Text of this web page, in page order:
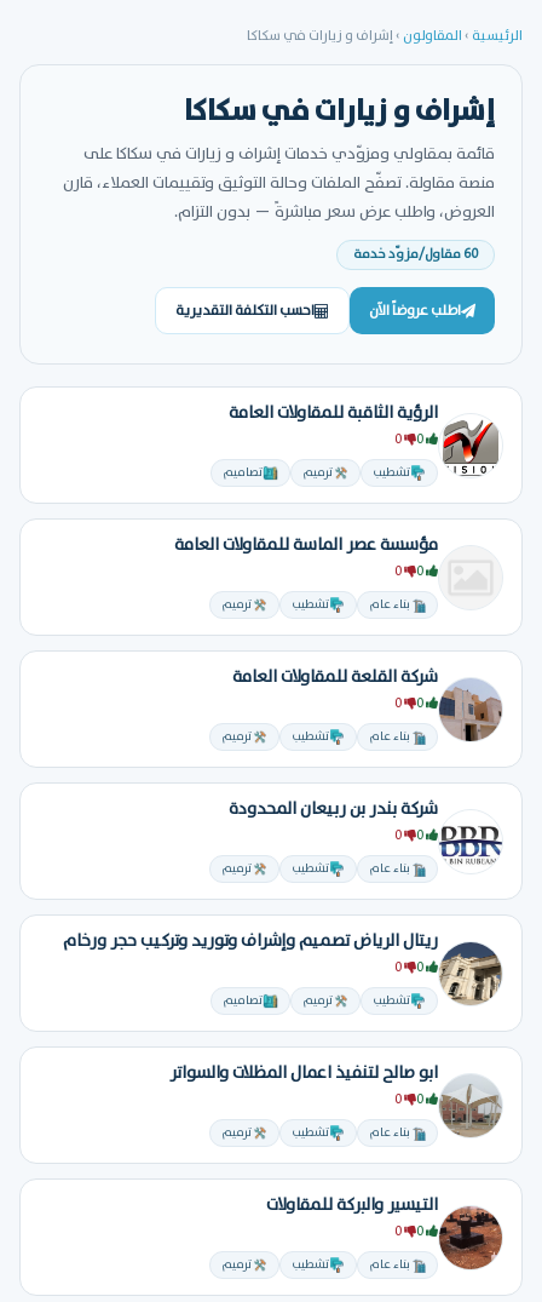
الرئيسية ›المقاولون ›إشراف و زيارات في سكاكا
إشراف و زيارات في سكاكا
قائمة بمقاولي ومزوّدي خدمات إشراف و زيارات في سكاكا على
منصة مقاولة. تصفّح الملفات وحالة التوثيق وتقييمات العملاء، قارن
العروض، واطلب عرض سعر مباشرةً — بدون التزام.
60 مقاول/مزوّد خدمة
اطلب عروضاً الآن احسب التكلفة التقديرية
الرؤية الثاقبة للمقاولات العامة
تشطيب ترميم تصاميم
مؤسسة عصر الماسة للمقاولات العامة
بناء عام تشطيب ترميم
شركة القلعة للمقاولات العامة
بناء عام تشطيب ترميم
شركة بندر بن ربيعان المحدودة
بناء عام تشطيب ترميم
ريتال الرياض تصميم وإشراف وتوريد وتركيب حجر ورخام
تشطيب ترميم تصاميم
ابو صالح لتنفيذ اعمال المظلات والسواتر
بناء عام تشطيب ترميم
التيسير والبركة للمقاولات
بناء عام تشطيب ترميم